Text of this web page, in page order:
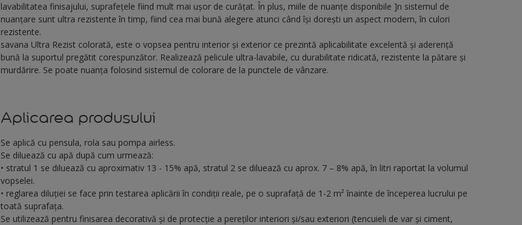
lavabilitatea finisajului, suprafețele fiind mult mai ușor de curățat. În plus, miile de nuanțe disponibile ]n sistemul de
nuanțare sunt ultra rezistente în timp, fiind cea mai bună alegere atunci când își dorești un aspect modern, în culori
rezistente.
savana Ultra Rezist colorată, este o vopsea pentru interior și exterior ce prezintă aplicabilitate excelentă şi aderenţă
bună la suportul pregătit corespunzător. Realizează pelicule ultra-lavabile, cu durabilitate ridicată, rezistente la pătare și
murdărire. Se poate nuanţa folosind sistemul de colorare de la punctele de vânzare.
Aplicarea produsului
Se aplică cu pensula, rola sau pompa airless.
Se diluează cu apă după cum urmează:
• stratul 1 se diluează cu aproximativ 13 - 15% apă, stratul 2 se diluează cu aprox. 7 – 8% apă, în litri raportat la volumul
vopselei.
• reglarea diluției se face prin testarea aplicării în condiții reale, pe o suprafață de 1-2 m² înainte de începerea lucrului pe
toată suprafața.
Se utilizează pentru finisarea decorativă și de protecție a pereților interiori și/sau exteriori (tencuieli de var și ciment,